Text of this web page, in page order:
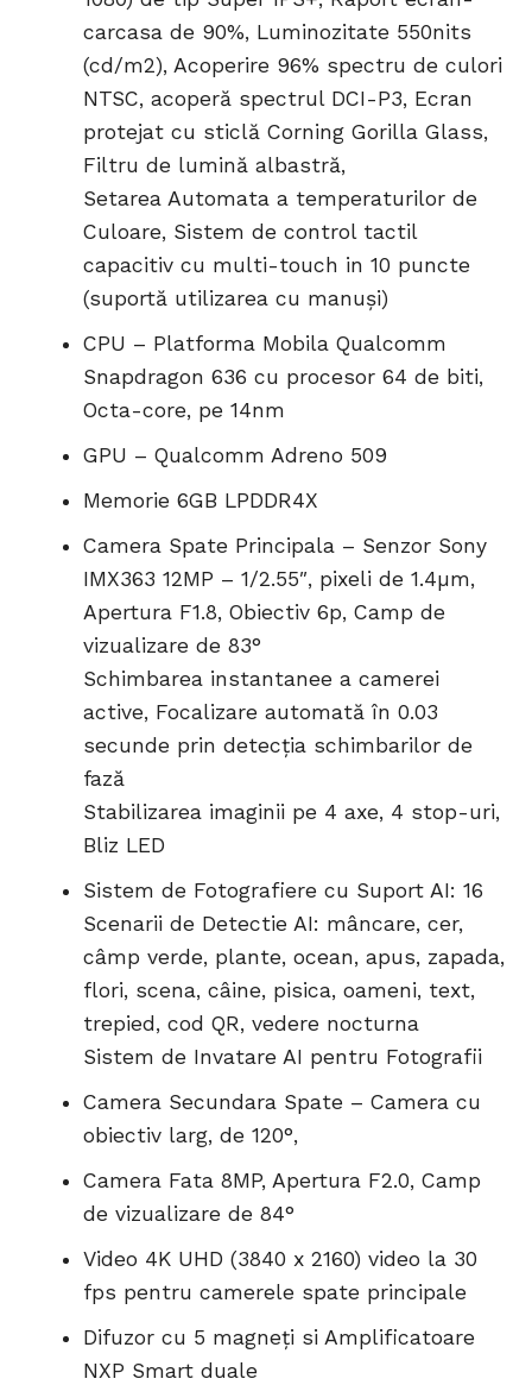
carcasa de 90%, Luminozitate 550nits
(cd/m2), Acoperire 96% spectru de culori
NTSC, acoperă spectrul DCI-P3, Ecran
protejat cu sticlă Corning Gorilla Glass,
Filtru de lumină albastră,
Setarea Automata a temperaturilor de
Culoare, Sistem de control tactil
capacitiv cu multi-touch in 10 puncte
(suportă utilizarea cu manuși)
CPU – Platforma Mobila Qualcomm
Snapdragon 636 cu procesor 64 de biti,
Octa-core, pe 14nm
GPU – Qualcomm Adreno 509
Memorie 6GB LPDDR4X
Camera Spate Principala – Senzor Sony
IMX363 12MP – 1/2.55″, pixeli de 1.4µm,
Apertura F1.8, Obiectiv 6p, Camp de
vizualizare de 83°
Schimbarea instantanee a camerei
active, Focalizare automată în 0.03
secunde prin detecția schimbarilor de
fază
Stabilizarea imaginii pe 4 axe, 4 stop-uri,
Bliz LED
Sistem de Fotografiere cu Suport AI: 16
Scenarii de Detectie AI: mâncare, cer,
câmp verde, plante, ocean, apus, zapada,
flori, scena, câine, pisica, oameni, text,
trepied, cod QR, vedere nocturna
Sistem de Invatare AI pentru Fotografii
Camera Secundara Spate – Camera cu
obiectiv larg, de 120°,
Camera Fata 8MP, Apertura F2.0, Camp
de vizualizare de 84°
Video 4K UHD (3840 x 2160) video la 30
fps pentru camerele spate principale
Difuzor cu 5 magneți si Amplificatoare
NXP Smart duale